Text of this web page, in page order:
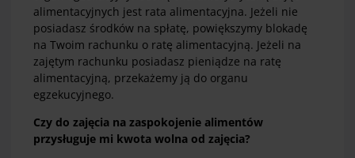
alimentacyjnych jest rata alimentacyjna. Jeżeli nie
posiadasz środków na spłatę, powiększymy blokadę
na Twoim rachunku o ratę alimentacyjną. Jeżeli na
zajętym rachunku posiadasz pieniądze na ratę
alimentacyjną, przekażemy ją do organu
egzekucyjnego.
Czy do zajęcia na zaspokojenie alimentów
przysługuje mi kwota wolna od zajęcia?